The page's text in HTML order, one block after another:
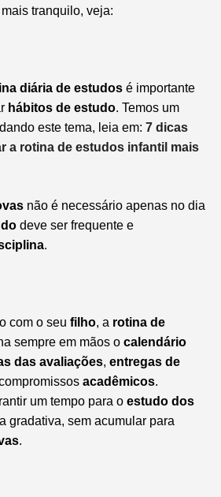
tranquilo, veja:
diária de estudos é importante
hábitos de estudo. Temos um
este tema, leia em: 7 dicas
a rotina de estudos infantil mais
não é necessário apenas no dia
deve ser frequente e
.
com o seu filho, a rotina de
sempre em mãos o calendário
das avaliações, entregas de
acadêmicos.
um tempo para o estudo dos
gradativa, sem acumular para
.